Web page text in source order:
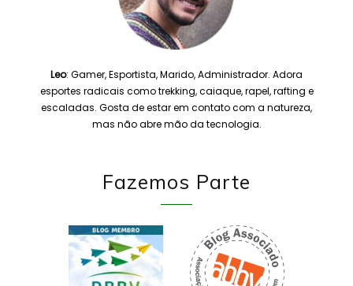
Leo: Gamer, Esportista, Marido, Administrador. Adora
esportes radicais como trekking, caiaque, rapel, rafting e
escaladas. Gosta de estar em contato com a natureza,
mas não abre mão da tecnologia.
Fazemos Parte